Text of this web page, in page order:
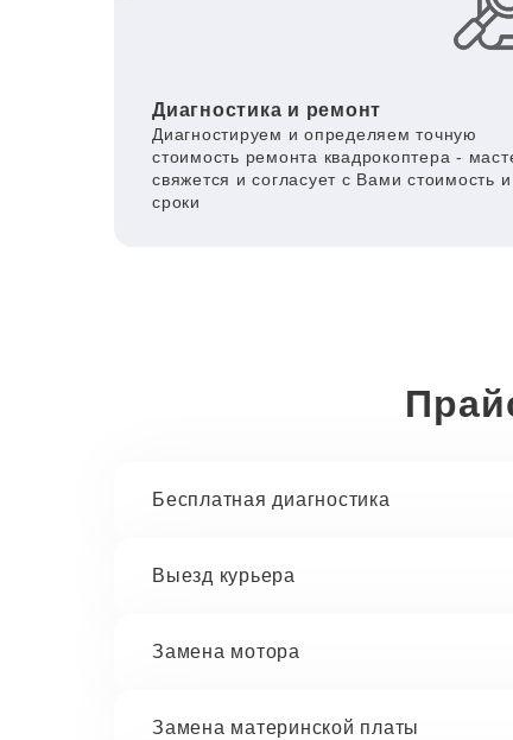
Диагностика и ремонт
Диагностируем и определяем точную
стоимость ремонта квадрокоптера -
свяжется и согласует с Вами стоимость и
сроки
Бесплатная диагностика
Выезд курьера
Замена мотора
Замена материнской платы